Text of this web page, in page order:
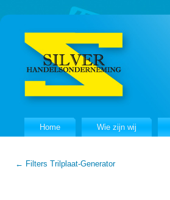
Home Wie zijn wij
← Filters Trilplaat-Generator